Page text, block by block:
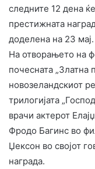
следните 12 дена
престижната
доделена на 23 мај.
На отворањето на
почесната
новозеландскиот
трилогијата
врачи актерот
Фродо Багинс во
Џексон во својот
награда.